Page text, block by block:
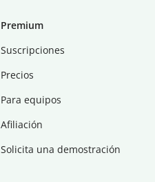
Premium
Suscripciones
Precios
Para equipos
Afiliación
Solicita una demostración